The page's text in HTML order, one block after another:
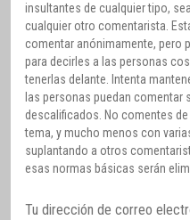
insultantes de cualquier tipo,
cualquier otro comentarista.
comentar anónimamente, pero
para decirles a las personas
tenerlas delante. Intenta
las personas puedan
descalificados. No comentes
tema, y mucho menos con
suplantando a otros
esas normas básicas serán
Tu dirección de correo